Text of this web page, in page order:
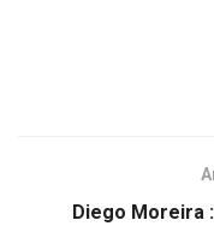
Diego Moreira